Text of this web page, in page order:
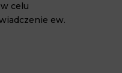
celu
ew.